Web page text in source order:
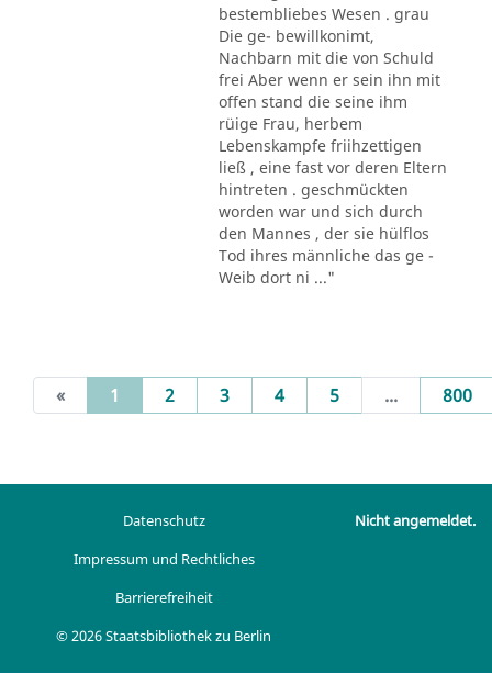
bestembliebes Wesen . grau
Die ge- bewillkonimt,
Nachbarn mit die von Schuld
frei Aber wenn er sein ihn mit
offen stand die seine ihm
rüige Frau, herbem
Lebenskampfe friihzettigen
ließ , eine fast vor deren Eltern
hintreten . geschmückten
worden war und sich durch
den Mannes , der sie hülflos
Tod ihres männliche das ge -
Weib dort ni ..."
« 1 (current)
2 3 4 5 ... 800
Datenschutz
Impressum und Rechtliches
Barrierefreiheit
© 2026 Staatsbibliothek zu Berlin
Nicht angemeldet.